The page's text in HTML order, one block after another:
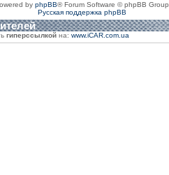
by phpBB® Forum Software © phpBB Group
Русская поддержка phpBB
гиперссылкой на: www.iCAR.com.ua